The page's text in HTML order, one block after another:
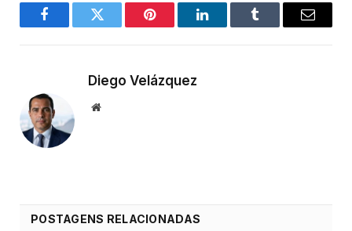
FacebookTwitter Pinterest LinkedInTumblr Email
Diego Velázquez
Website
POSTAGENS RELACIONADAS